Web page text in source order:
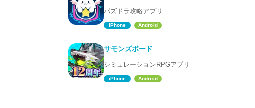
パズドラ攻略アプリ
iPhone Android
サモンズボード
シミュレーションRPGアプリ
iPhone Android